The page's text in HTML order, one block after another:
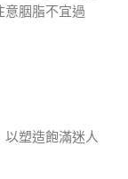
意胭脂不宜過
塑造飽滿迷人